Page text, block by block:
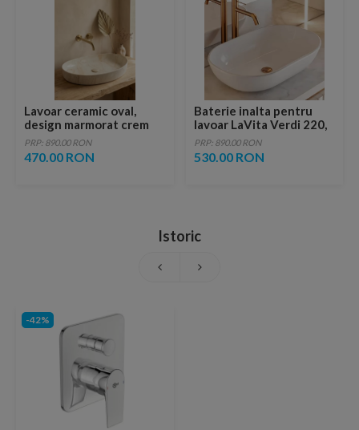
Lavoar ceramic oval,
design marmorat crem
lucios cu vene aurii,
ventil inclus
PRP: 890.00 RON
470.00 RON
Baterie inalta pentru
lavoar LaVita Verdi 220,
fara ventil, brushed
copper
PRP: 890.00 RON
530.00 RON
Istoric
-42%